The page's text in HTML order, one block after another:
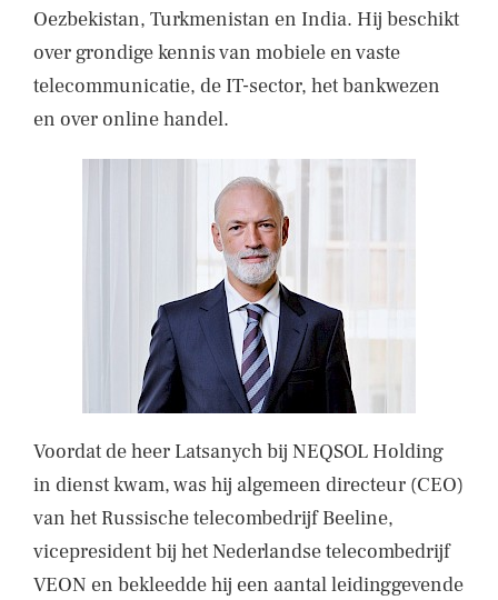
Oezbekistan, Turkmenistan en India. Hij beschikt
over grondige kennis van mobiele en vaste
telecommunicatie, de IT-sector, het bankwezen
en over online handel.
Voordat de heer Latsanych bij NEQSOL Holding
in dienst kwam, was hij algemeen directeur (CEO)
van het Russische telecombedrijf Beeline,
vicepresident bij het Nederlandse telecombedrijf
VEON en bekleedde hij een aantal leidinggevende